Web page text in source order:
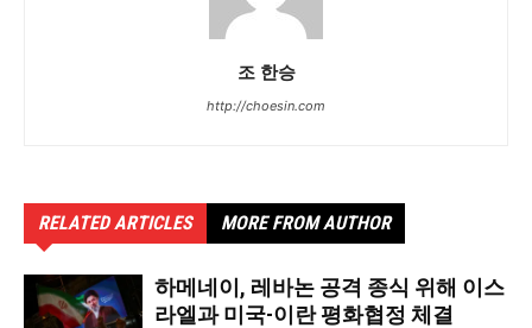
조 한승
http://choesin.com
RELATED ARTICLES MORE FROM AUTHOR
하메네이, 레바논 공격 종식 위해 이스
라엘과 미국-이란 평화협정 체결